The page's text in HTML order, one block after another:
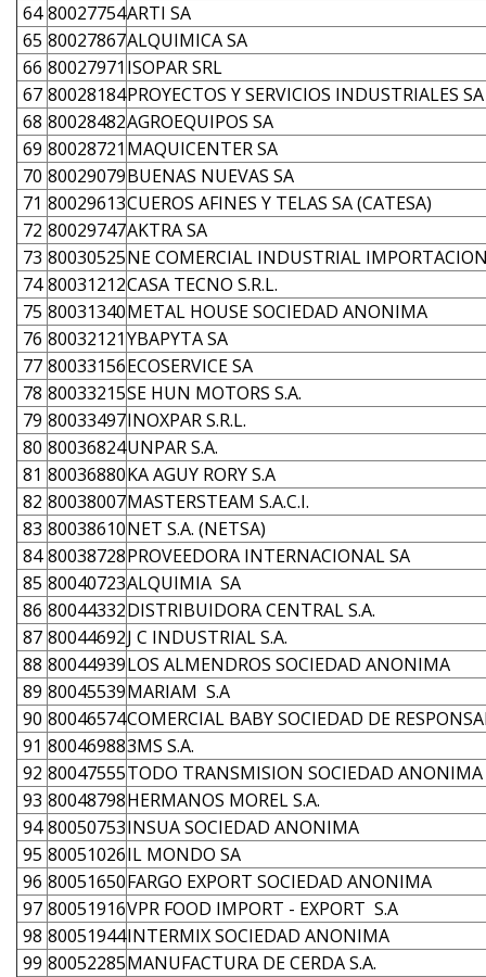
64 80027754ARTI SA
65 80027867ALQUIMICA SA
66 80027971 ISOPAR SRL
67 80028184PROYECTOS Y SERVICIOS INDUSTRIALES SA
68 80028482AGROEQUIPOS SA
69 80028721 MAQUICENTER SA
70 80029079BUENAS NUEVAS SA
71 80029613CUEROS AFINES Y TELAS SA (CATESA)
72 80029747AKTRA SA
73 80030525NE COMERCIAL INDUSTRIAL
74 80031212CASA TECNO S.R.L.
75 80031340METAL HOUSE SOCIEDAD ANONIMA
76 80032121YBAPYTA SA
77 80033156ECOSERVICE SA
78 80033215SE HUN MOTORS S.A.
79 80033497INOXPAR S.R.L.
80 80036824UNPAR S.A.
81 80036880KA AGUY RORY S.A
82 80038007MASTERSTEAM S.A.C.I.
83 80038610NET S.A. (NETSA)
84 80038728PROVEEDORA INTERNACIONAL SA
85 80040723ALQUIMIA SA
86 80044332DISTRIBUIDORA CENTRAL S.A.
87 80044692J C INDUSTRIAL S.A.
88 80044939LOS ALMENDROS SOCIEDAD ANONIMA
89 80045539MARIAM S.A
90 80046574COMERCIAL BABY SOCIEDAD DE
91 800469883MS S.A.
92 80047555TODO TRANSMISION SOCIEDAD ANONIMA
93 80048798HERMANOS MOREL S.A.
94 80050753INSUA SOCIEDAD ANONIMA
95 80051026IL MONDO SA
96 80051650FARGO EXPORT SOCIEDAD ANONIMA
97 80051916VPR FOOD IMPORT - EXPORT S.A
98 80051944INTERMIX SOCIEDAD ANONIMA
99 80052285MANUFACTURA DE CERDA S.A.